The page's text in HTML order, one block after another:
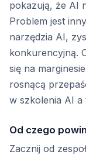
pokazują, że AI
Problem jest
narzędzia AI,
konkurencyjną.
się na
rosnącą
w szkolenia AI a
Od czego
Zacznij od